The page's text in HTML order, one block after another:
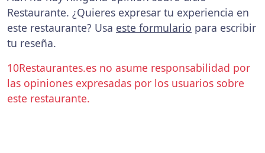
Restaurante. ¿Quieres expresar tu experiencia en
este restaurante? Usa este formulario para escribir
tu reseña.
10Restaurantes.es no asume responsabilidad por
las opiniones expresadas por los usuarios sobre
este restaurante.